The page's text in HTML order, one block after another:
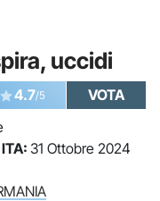
uccidi
4.7/5
VOTA
31 Ottobre 2024